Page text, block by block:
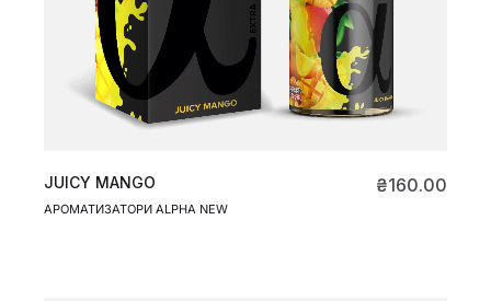
JUICY MANGO
АРОМАТИЗАТОРИ ALPHA NEW
₴160.00